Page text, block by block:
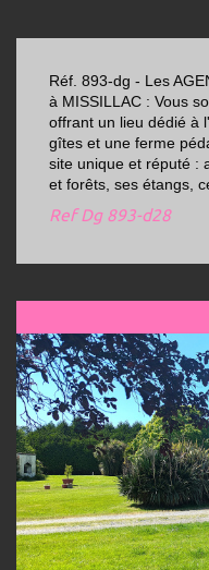
Réf. 893-dg - Les
à MISSILLAC : Vous
offrant un lieu dédié à
gîtes et une ferme
site unique et réputé :
et forêts, ses étangs,
RefDg 893-d28